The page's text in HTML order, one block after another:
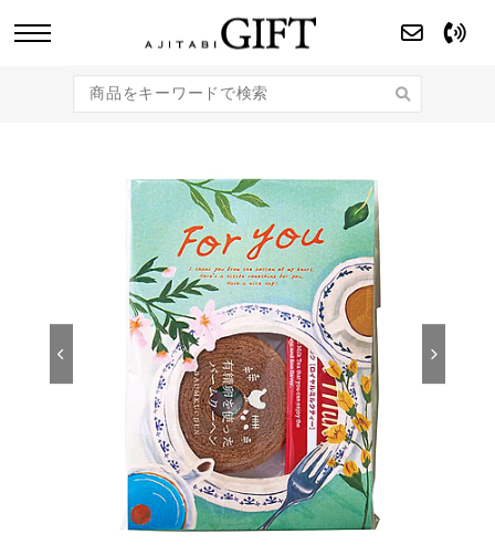
のギフト商品をご提案します。